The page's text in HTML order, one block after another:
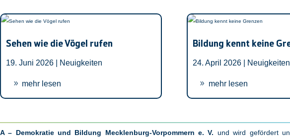
Sehen wie die Vögel rufen
19. Juni 2026 | Neuigkeiten
mehr lesen
Bildung kennt keine
24. April 2026 | Neuigkeiten
mehr lesen
– Demokratie und Bildung Mecklenburg-Vorpommern e. V. und wird gefördert